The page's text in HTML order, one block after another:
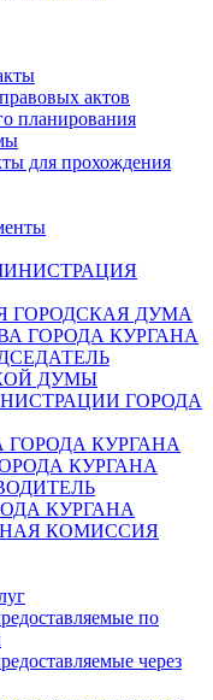
актов
планирования
для прохождения
ГОРОДСКАЯ ДУМА
ГОРОДА КУРГАНА
ДУМЫ
ГОРОДА
ГОРОДА КУРГАНА
КУРГАНА
КУРГАНА
КОМИССИЯ
по
через